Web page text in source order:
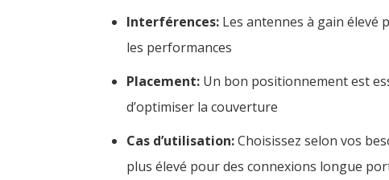
Interférences: Les antennes à gain élevé
les performances
Placement: Un bon positionnement est
d’optimiser la couverture
Cas d’utilisation:Choisissez selon vos
plus élevé pour des connexions longue